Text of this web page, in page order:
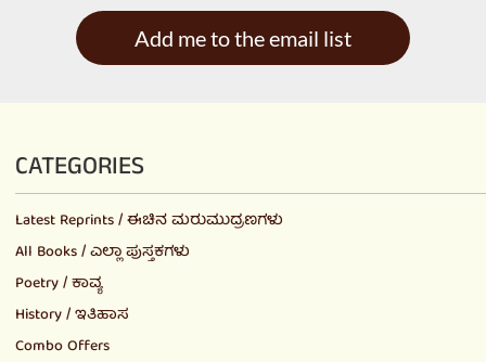
Add me to the email list
CATEGORIES
Latest Reprints / ಈಚಿನ ಮರುಮುದ್ರಣಗಳು
All Books / ಎಲ್ಲಾ ಪುಸ್ತಕಗಳು
Poetry / ಕಾವ್ಯ
History / ಇತಿಹಾಸ
Combo Offers